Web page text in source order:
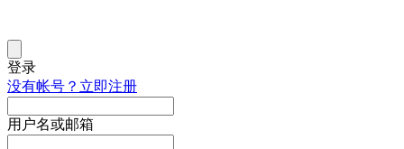
登录
没有帐号？立即注册
用户名或邮箱